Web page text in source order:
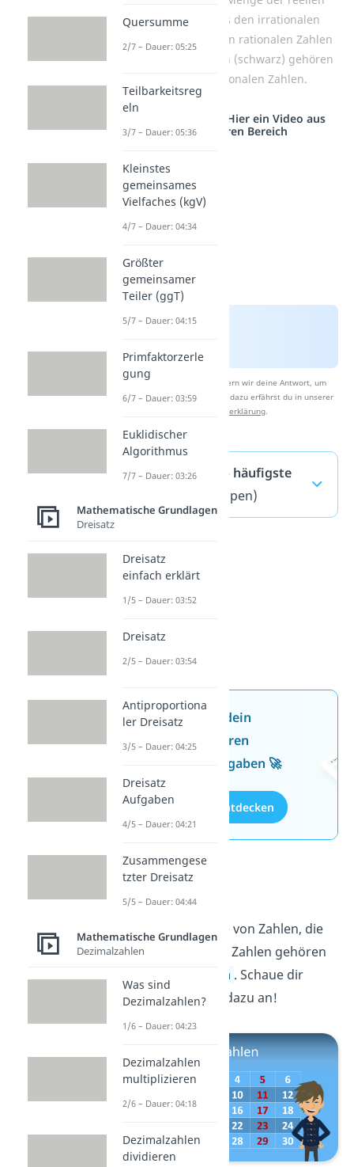
Zahlen besteht aus den irrationalen
Zahlen (blau) und den rationalen Zahlen
(rot). Die ganz Zahlen (schwarz) gehören
auch zu den rationalen Zahlen.
Studyflix vernetzt: Hier ein Video aus
einem anderen Bereich
Nach Beantwortung speichern wir deine Antwort, um
Studyflix zu verbessern. Mehr dazu erfährst du in unserer
Datenschutzerklärung.
Reelle Zahlen — häufigste
(ausklappen)
Jetzt neu: Teste dein
Wissen mit unseren
kostenlosen Aufgaben 🚀
Aufgaben entdecken
Eine weitere Menge von Zahlen, die
auch zu den reellen Zahlen gehören
Primzahlen . Schaue dir
gleich unser Video dazu an!
Quersumme
2/7 – Dauer: 05:25
Teilbarkeitsreg
eln
3/7 – Dauer: 05:36
Kleinstes
gemeinsames
Vielfaches (kgV)
4/7 – Dauer: 04:34
Größter
gemeinsamer
Teiler (ggT)
5/7 – Dauer: 04:15
Primfaktorzerle
gung
6/7 – Dauer: 03:59
Euklidischer
Algorithmus
7/7 – Dauer: 03:26
Mathematische Grundlagen
Dreisatz
Dreisatz
einfach erklärt
1/5 – Dauer: 03:52
Dreisatz
2/5 – Dauer: 03:54
Antiproportiona
ler Dreisatz
3/5 – Dauer: 04:25
Dreisatz
Aufgaben
4/5 – Dauer: 04:21
Zusammengese
tzter Dreisatz
5/5 – Dauer: 04:44
Mathematische Grundlagen
Dezimalzahlen
Was sind
Dezimalzahlen?
1/6 – Dauer: 04:23
Dezimalzahlen
multiplizieren
2/6 – Dauer: 04:18
Dezimalzahlen
dividieren